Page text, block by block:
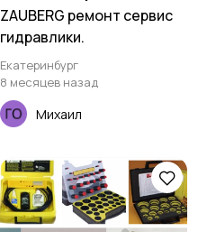
ZAUBERG ремонт сервис
гидравлики.
Екатеринбург
8 месяцев назад
Михаил